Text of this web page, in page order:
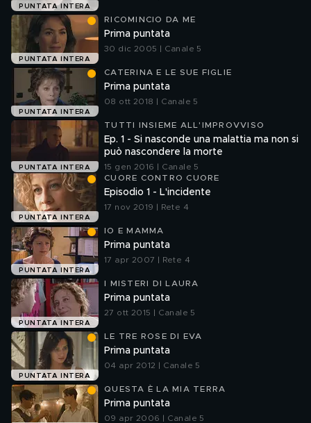
PUNTATA INTERA
PUNTATA INTERA
RICOMINCIO DA ME
Prima puntata
30 dic 2005 | Canale 5
PUNTATA INTERA
CATERINA E LE SUE FIGLIE
Prima puntata
08 ott 2018 | Canale 5
PUNTATA INTERA
TUTTI INSIEME ALL'IMPROVVISO
Ep. 1 - Si nasconde una malattia ma non si
può nascondere la morte
15 gen 2016 | Canale 5
PUNTATA INTERA
CUORE CONTRO CUORE
Episodio 1 - L'incidente
17 nov 2019 | Rete 4
PUNTATA INTERA
IO E MAMMA
Prima puntata
17 apr 2007 | Rete 4
PUNTATA INTERA
I MISTERI DI LAURA
Prima puntata
27 ott 2015 | Canale 5
PUNTATA INTERA
LE TRE ROSE DI EVA
Prima puntata
04 apr 2012 | Canale 5
QUESTA È LA MIA TERRA
Prima puntata
09 apr 2006 | Canale 5